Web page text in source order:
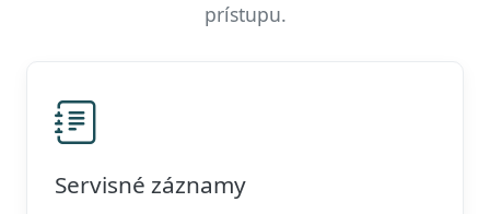
prístupu.
Servisné záznamy